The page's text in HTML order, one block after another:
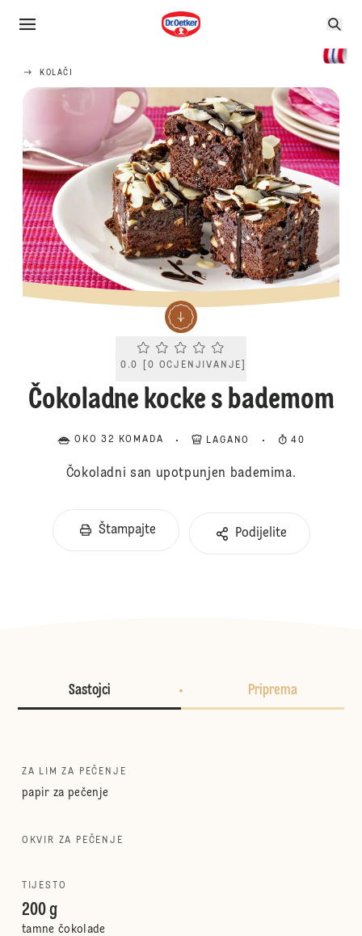
KOLAČI
Current rating 0.0. Click to rate.
0.0 [0 OCJENJIVANJE
Čokoladne kocke s bademom
OKO 32 KOMADA LAGANO 40
Čokoladni san upotpunjen bademima.
Štampajte Podijelite
Sastojci Priprema
ZA LIM ZA PEČENJE
papir za pečenje
OKVIR ZA PEČENJE
TIJESTO
200 g
tamne čokolade